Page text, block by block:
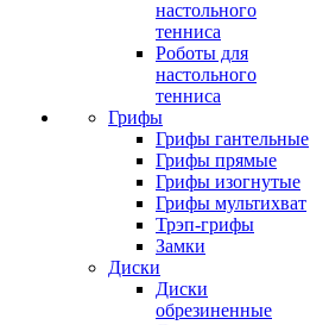
настольного
тенниса
Роботы для
настольного
тенниса
Грифы
Грифы гантельные
Грифы прямые
Грифы изогнутые
Грифы мультихват
Трэп-грифы
Замки
Диски
Диски
обрезиненные